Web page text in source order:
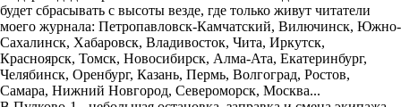
будет сбрасывать с высоты везде, где только живут читатели
моего журнала: Петропавловск-Камчатский, Вилючинск, Южно-
Сахалинск, Хабаровск, Владивосток, Чита, Иркутск,
Красноярск, Томск, Новосибирск, Алма-Ата, Екатеринбург,
Челябинск, Оренбург, Казань, Пермь, Волгоград, Ростов,
Самара, Нижний Новгород, Североморск, Москва...